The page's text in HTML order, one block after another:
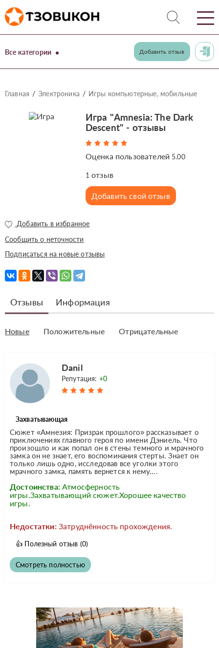
Все категории Добавить отзыв
Главная Электроника Игры компьютерные, мобильные
Игра "Amnesia: The Dark
Descent" - отзывы
Оценка пользователей 5.00
1 отзыв
Добавить свой отзыв
Добавить в избранное
Сообщить о неточности
Подписаться на новые отзывы
Отзывы Информация
Новые Положительные Отрицательные
Danil
Репутация: +0
Захватывающая
Сюжет «Амнезия: Призрак прошлого» рассказывает о
приключениях главного героя по имени Дэниель. Что
произошло и как попал он в стены темного и мрачного
замка он не знает, его воспоминания стерты. Знает он
только лишь одно, исследовав все уголки этого
мрачного замка, память вернется к нему....
Достоинства: Атмосферность
игры.Захватывающий сюжет.Хорошее качество
игры.
Недостатки: Затруднённость прохождения.
👍 Полезный отзыв (0)
Смотреть полностью